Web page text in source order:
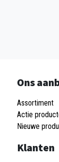
Ons
Assortiment
Actie
Nieuwe
Klanten